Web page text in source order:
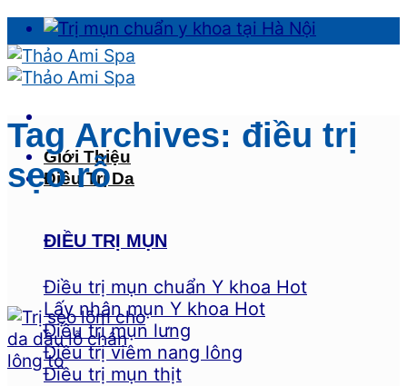
Skip
to
content
Giới Thiệu
Điều Trị Da
ĐIỀU TRỊ MỤN
Điều trị mụn chuẩn Y khoa
Lấy nhân mụn Y khoa
Điều trị mụn lưng
Điều trị viêm nang lông
Điều trị mụn thịt
Tag Archives: điều trị
sẹo rỗ